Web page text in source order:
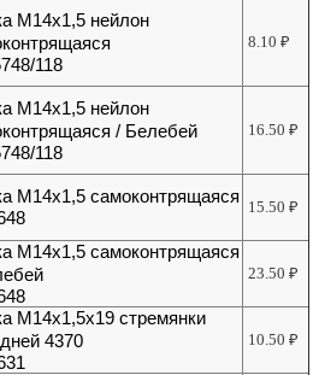
М14х1,5 нейлон
118
8.10₽
М14х1,5 нейлон
/ Белебей
118
16.50₽
М14х1,5 самоконтрящаяся
15.50₽
М14х1,5 самоконтрящаяся
23.50₽
М14х1,5х19 стремянки
4370
10.50₽